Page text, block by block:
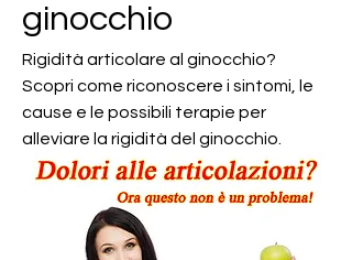
ginocchio
Rigidità articolare al ginocchio?
Scopri come riconoscere i sintomi, le
cause e le possibili terapie per
alleviare la rigidità del ginocchio.